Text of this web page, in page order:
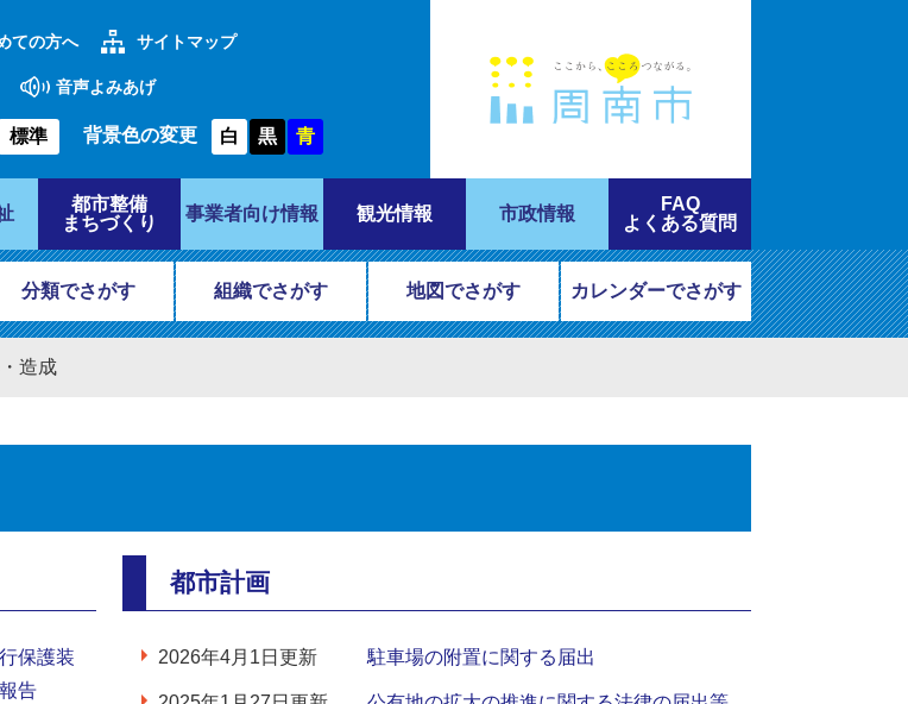
ての方へ サイトマップ
音声よみあげ
標準 背景色の変更 白 黒 青
都市整備
まちづくり
事業者向け情報 観光情報 市政情報
FAQ
よくある質問
分類でさがす 組織でさがす 地図でさがす カレンダーでさがす
造成
保護装
告
都市計画
2026年4月1日更新 駐車場の附置に関する届出